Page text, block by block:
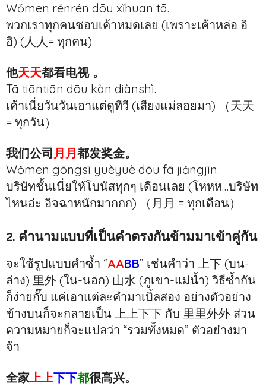
Wǒmen rénrén dōu xǐhuan tā.
พวกเราทุกคนชอบเค้าหมดเลย (เพราะเค้าหล่อ อิ
อิ) (人人= ทุกคน)
他天天都看电视 。
Tā tiāntiān dōu kàn diànshì.
เค้าเนี่ยวันวันเอาแต่ดูทีวี (เสียงแม่ลอยมา) （天天
= ทุกวัน）
我们公司 月月 都发奖金。
Wǒmen gōngsī yuèyuè dōu fā jiǎngjīn.
บริษัทชั้นเนี่ยให้โบนัสทุกๆ เดือนเลย (โหหห…บริษัท
ไหนอ่ะ อิจฉาหนักมากกก) （月月 = ทุกเดือน）
2. คำนามแบบที่เป็นคำตรงกันข้ามมาเข้าคู่กัน
จะใช้รูปแบบคำซ้ำ “AABB” เช่นคำว่า 上下 (บน-
ล่าง) 里外 (ใน-นอก) 山水 (ภูเขา-แม่น้ำ) วิธีซ้ำกัน
ก็ง่ายกั๊บ แค่เอาแต่ละคำมาเบิ้ลสอง อย่างตัวอย่าง
ข้างบนก็จะกลายเป็น 上上下下 กับ 里里外外 ส่วน
ความหมายก็จะแปลว่า “รวมทั้งหมด” ตัวอย่างมา
จ้า
全家上上下下都很高兴。